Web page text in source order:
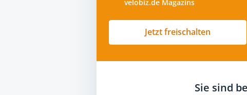
velobiz.de Magazins
Jetzt freischalten
Sie sind